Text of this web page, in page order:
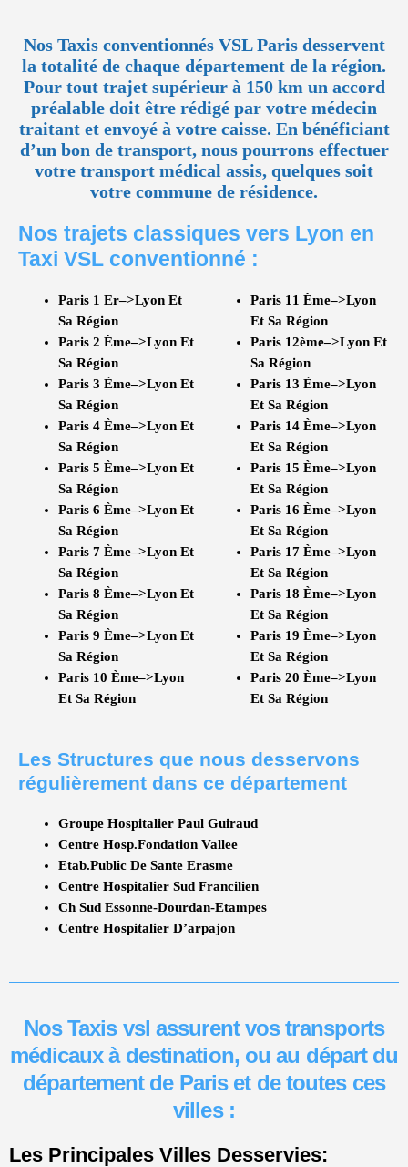
Nos Taxis conventionnés VSL Paris desservent
la totalité de chaque département de la région.
Pour tout trajet supérieur à 150 km un accord
préalable doit être rédigé par votre médecin
traitant et envoyé à votre caisse. En bénéficiant
d’un bon de transport, nous pourrons effectuer
votre transport médical assis, quelques soit
votre commune de résidence.
Nos trajets classiques vers Lyon en
Taxi VSL conventionné :
Paris 1 Er–>Lyon Et
Sa Région
Paris 2 Ème–>Lyon Et
Sa Région
Paris 3 Ème–>Lyon Et
Sa Région
Paris 4 Ème–>Lyon Et
Sa Région
Paris 5 Ème–>Lyon Et
Sa Région
Paris 6 Ème–>Lyon Et
Sa Région
Paris 7 Ème–>Lyon Et
Sa Région
Paris 8 Ème–>Lyon Et
Sa Région
Paris 9 Ème–>Lyon Et
Sa Région
Paris 10 Ème–>Lyon
Et Sa Région
Paris 11 Ème–>Lyon
Et Sa Région
Paris 12ème–>Lyon Et
Sa Région
Paris 13 Ème–>Lyon
Et Sa Région
Paris 14 Ème–>Lyon
Et Sa Région
Paris 15 Ème–>Lyon
Et Sa Région
Paris 16 Ème–>Lyon
Et Sa Région
Paris 17 Ème–>Lyon
Et Sa Région
Paris 18 Ème–>Lyon
Et Sa Région
Paris 19 Ème–>Lyon
Et Sa Région
Paris 20 Ème–>Lyon
Et Sa Région
Les Structures que nous desservons
régulièrement dans ce département
Groupe Hospitalier Paul Guiraud
Centre Hosp.fondation Vallee
Etab.public De Sante Erasme
Centre Hospitalier Sud Francilien
Ch Sud Essonne-Dourdan-Etampes
Centre Hospitalier D’arpajon
Nos Taxis vsl assurent vos transports
médicaux à destination, ou au départ du
département de Paris et de toutes ces
villes :
Les Principales Villes Desservies: